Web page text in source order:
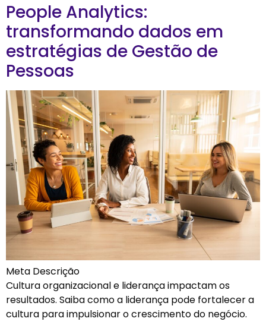
People Analytics:
transformando dados em
estratégias de Gestão de
Pessoas
Meta Descrição
Cultura organizacional e liderança impactam os
resultados. Saiba como a liderança pode fortalecer a
cultura para impulsionar o crescimento do negócio.